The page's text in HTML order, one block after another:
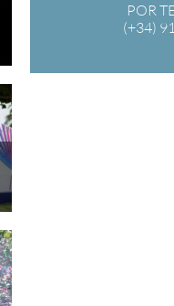
POR
(+34)